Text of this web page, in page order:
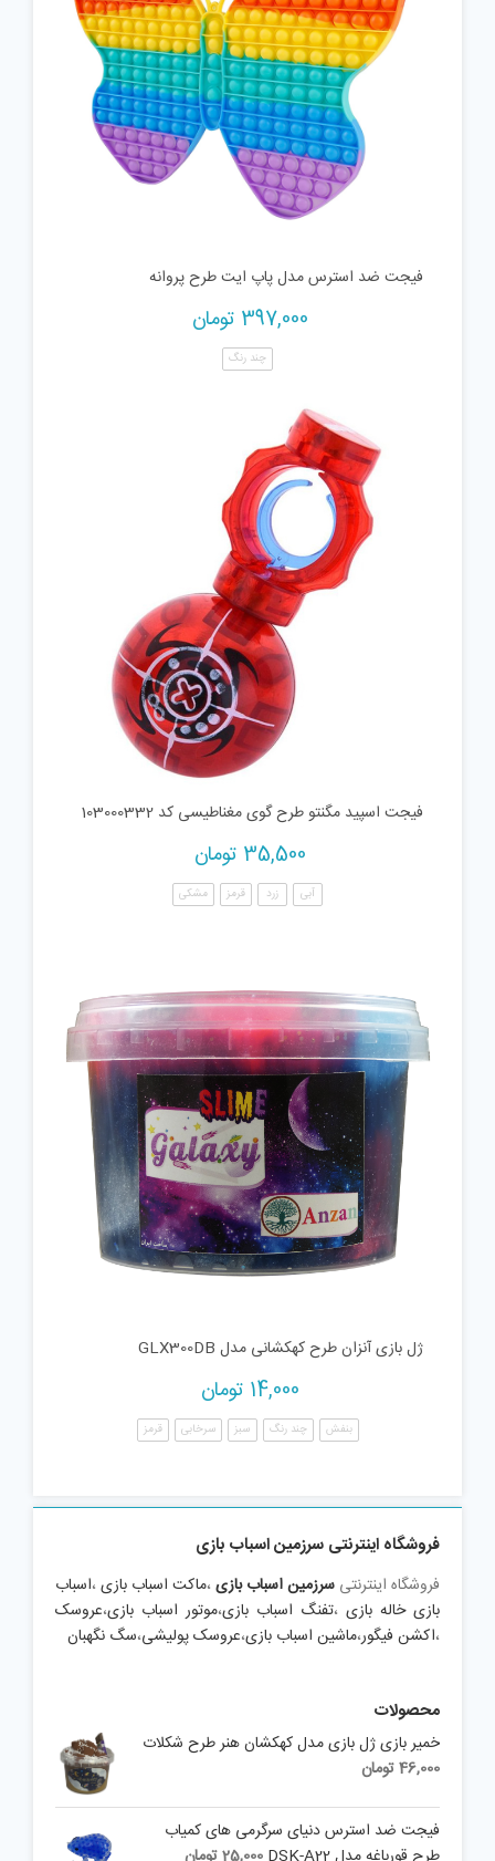
فیجت ضد استرس مدل پاپ ایت طرح پروانه
397,000 تومان
چند رنگ
فیجت اسپید مگنتو طرح گوی مغناطیسی کد 103000332
35,500 تومان
آبی زرد قرمز مشکی
ژل بازی آنزان طرح کهکشانی مدل GLX300DB
14,000 تومان
بنفش چند رنگ سبز سرخابی قرمز
فروشگاه اینترنتی سرزمین اسباب بازی
فروشگاه اینترنتی سرزمین اسباب بازی،ماکت اسباب بازی،اسباب
بازی خاله بازی ،تفنگ اسباب بازی،موتور اسباب بازی،عروسک
،اکشن فیگور،ماشین اسباب بازی،عروسک پولیشی،سگ نگهبان
محصولات
خمیر بازی ژل بازی مدل کهکشان هنر طرح شکلات
46,000تومان
فیجت ضد استرس دنیای سرگرمی های کمیاب